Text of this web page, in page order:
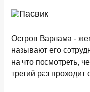
Остров Варлама -
называют его
на что посмотреть,
третий раз проходит